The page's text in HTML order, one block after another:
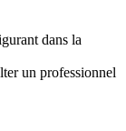
dans la
un professionnel